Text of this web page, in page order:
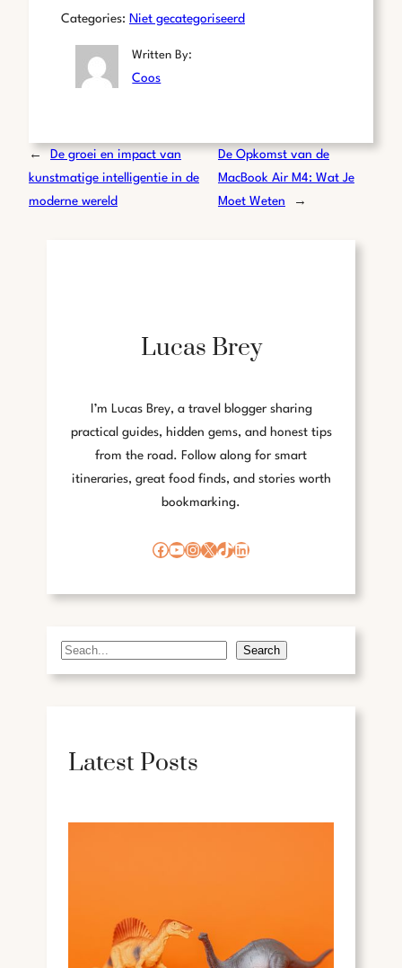
Categories: Niet gecategoriseerd
Written By:
Coos
←
De groei en impact van
kunstmatige intelligentie in de
moderne wereld
De Opkomst van de
MacBook Air M4: Wat Je
Moet Weten
→
Lucas Brey
I’m Lucas Brey, a travel blogger sharing
practical guides, hidden gems, and honest tips
from the road. Follow along for smart
itineraries, great food finds, and stories worth
bookmarking.
Facebook YouTube Instagram X TikTok LinkedIn
S
e
Search
Latest Posts